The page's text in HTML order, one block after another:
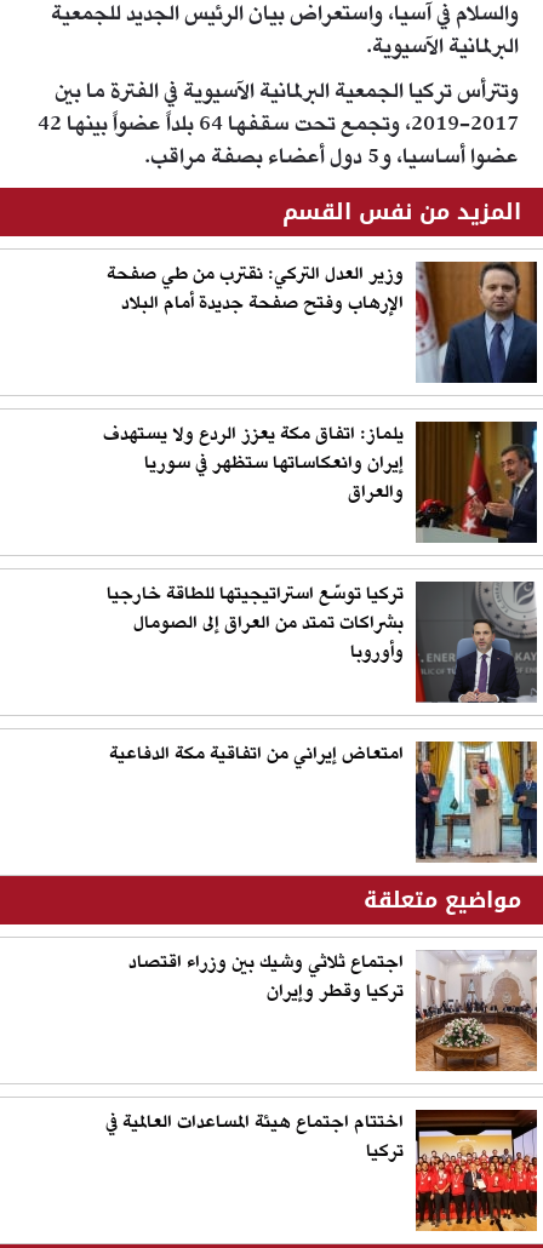
والسلام في آسيا، واستعراض بيان الرئيس الجديد للجمعية
البرلمانية الآسيوية.
وتترأس تركيا الجمعية البرلمانية الآسيوية في الفترة ما بين
2017-2019، وتجمع تحت سقفها 64 بلداً عضواً بينها 42
عضوا أساسيا، و5 دول أعضاء بصفة مراقب.
المزيد من نفس القسم
وزير العدل التركي: نقترب من طي صفحة
الإرهاب وفتح صفحة جديدة أمام البلاد
يلماز: اتفاق مكة يعزز الردع ولا يستهدف
إيران وانعكاساتها ستظهر في سوريا
والعراق
تركيا توسّع استراتيجيتها للطاقة خارجيا
بشراكات تمتد من العراق إلى الصومال
وأوروبا
امتعاض إيراني من اتفاقية مكة الدفاعية
مواضيع متعلقة
اجتماع ثلاثي وشيك بين وزراء اقتصاد
تركيا وقطر وإيران
اختتام اجتماع هيئة المساعدات العالمية في
تركيا